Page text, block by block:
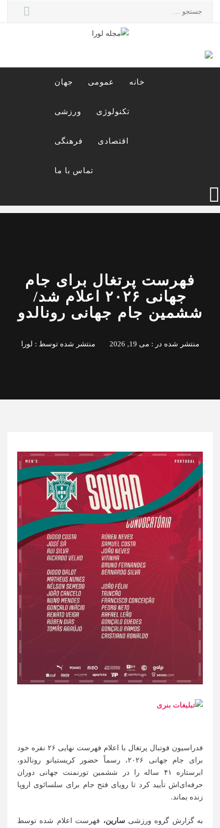
مجله لورا
خانه عمومی جهان
تکنولوژی ورزشی
اقتصادی فرهنگی
تماس با ما
فهرست پرتغال برای جام
جهانی ۲۰۲۶ اعلام شد/
ششمین جام جهانی رونالدو
منتشر شده در : می 19, 2026 منتشر شده توسط : لورا
فدراسیون فوتبال پرتغال با اعلام فهرست نهایی ۲۶ نفره خود
برای جام جهانی ۲۰۲۶، رسماً حضور کریستیانو رونالدو،
ابرستاره ۴۱ ساله را در ششمین تورنمنت جهانی دوران
حرفه‌ای‌اش تأیید کرد تا رویای فتح جام برای سلسائوی اروپا
زنده بماند.
به گزارش گروه ورزشی سارین، فهرست اعلام شده توسط